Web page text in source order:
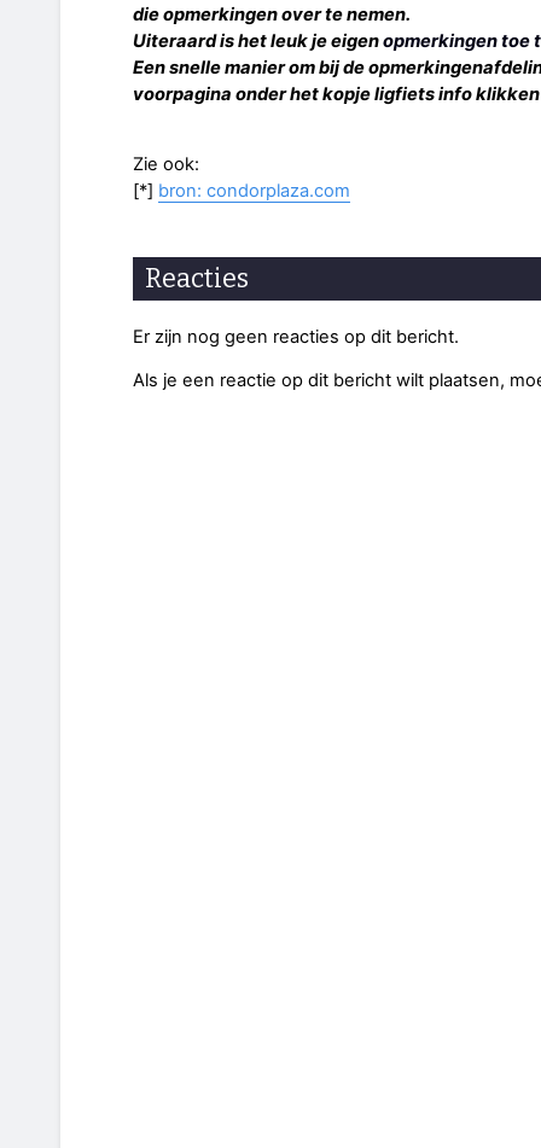
die opmerkingen over te nemen.
Uiteraard is het leuk je eigenopmerkingen toe
Een snelle manier om bij de
voorpagina onder het kopje ligfiets info
Zie ook:
[*] bron: condorplaza.com
Reacties
Er zijn nog geen reacties op dit bericht.
Als je een reactie op dit bericht wilt plaatsen,